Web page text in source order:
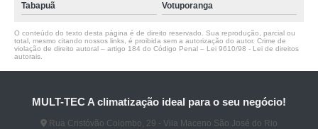
Tabapuã Votuporanga
O conteúdo do texto desta página é de direito reservado. Sua reprodução, parcial ou
total, mesmo citando nossos links, é proibida sem a autorização do autor. Crime de
violação de direito autoral – artigo 184 do Código Penal – Lei 9610/98 - Lei de direitos
autorais
MULT-TEC A climatização ideal para o seu negócio!
Rua Cristóvão Colombo, 29 - Vila Maceno São José do Rio